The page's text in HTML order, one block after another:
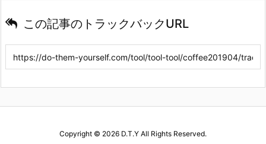
この記事のトラックバックURL
Copyright © 2026 D.T.Y All Rights Reserved.